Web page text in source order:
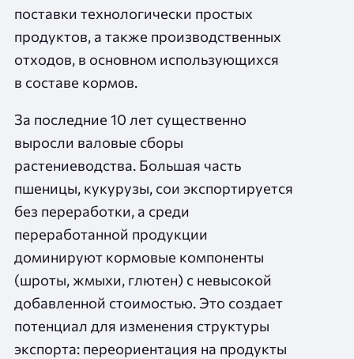
поставки технологически простых
продуктов, а также производственных
отходов, в основном использующихся
в составе кормов.
За последние 10 лет существенно
выросли валовые сборы
растениеводства. Большая часть
пшеницы, кукурузы, сои экспортируется
без переработки, а среди
переработанной продукции
доминируют кормовые компоненты
(шроты, жмыхи, глютен) с невысокой
добавленной стоимостью. Это создает
потенциал для изменения структуры
экспорта: переориентация на продукты